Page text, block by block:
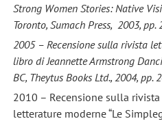
Strong Women Stories: Native
Toronto, Sumach Press, 2003, pp.
2005 – Recensione sulla rivista
libro di Jeannette Armstrong
BC, Theytus Books Ltd., 2004, pp.
2010 – Recensione sulla
letterature moderne “Le